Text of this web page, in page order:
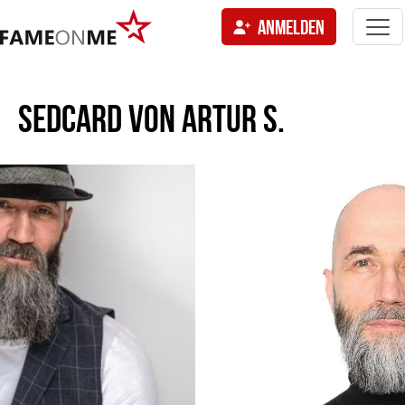
ANMELDEN
SEDCARD VONARTUR S.